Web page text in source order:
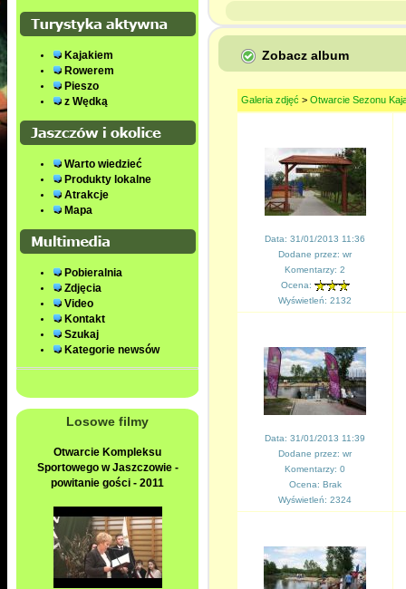
Kajakiem
Rowerem
Pieszo
z Wędką
Warto wiedzieć
Produkty lokalne
Atrakcje
Mapa
Pobieralnia
Zdjęcia
Video
Kontakt
Szukaj
Kategorie newsów
Losowe filmy
Otwarcie Kompleksu
Sportowego w Jaszczowie -
powitanie gości - 2011
Zobacz album
Galeria zdjęć > Otwarcie Sezonu
Data: 31/01/2013 11:36
Dodane przez: wr
Komentarzy: 2
Ocena:
Wyświetleń: 2132
Data: 31/01/2013 11:39
Dodane przez: wr
Komentarzy: 0
Ocena: Brak
Wyświetleń: 2324